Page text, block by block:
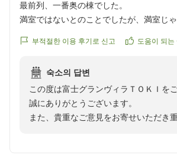
当施設は中央自動車道【河口湖IC】車5
た季節を変えてぜひお越しください。
お客様のまたのご来館をスタッフ一同
おります。
最前列、一番奥の棟でした。
満室ではないとのことでしたが、満室じゃ
閉めると閉塞感。
2階のシアターは、自分のアカウントが必
んでした。
부적절한 이용 후기로 신고 도움이 되는
숙소의 답변
この度は富士グランヴィラＴＯＫＩを
誠にありがとうございます。
また、貴重なご意見をお寄せいただき